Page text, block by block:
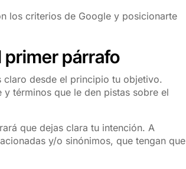
los criterios de Google y posicionarte
primer párrafo
desde el principio tu objetivo.
términos que le den pistas sobre el
que dejas clara tu intención. A
y/o sinónimos, que tengan que